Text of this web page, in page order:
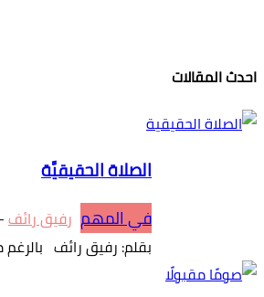
احدث المقالات
الصلاة الحقيقيَّة
في المهم رفيق رائف-
بقلم: رفيق رائف بالرغم